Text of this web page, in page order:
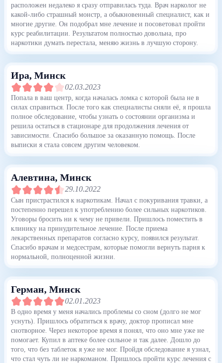
расположен недалеко я сразу отправилась туда. Врач нарколог не
какой-либо страшный монстр, а обыкновенный специалист, как и
многие другие. Он подобрал мне лечение и посоветовал пройти
курс реабилитации. Результатом полностью довольна, про
наркотики думать перестала, меняю жизнь в лучшую сторону.
Ира, Минск
02.03.2023
Попала в ваш центр, когда началась ломка с которой была не в
силах справиться. После того как специалисты сняли её, я прошла
полное обследование, чтобы узнать о состоянии организма и
решила остаться в стационаре для продолжения лечения от
зависимости. Спасибо большое за оказанную помощь. После
выписки я стала совсем другим человеком.
Алевтина, Минск
29.10.2022
Сын пристрастился к наркотикам. Начал с покуривания травки, а
постепенно перешел к употреблению более сильных наркотиков.
Уговоры бросить ни к чему не привели. Пришлось поместить в
клинику на принудительное лечение. После приема
лекарственных препаратов согласно курсу, появился результат.
Спасибо врачам и медсестрам, которые помогли вернуть парня к
нормальной, полноценной жизни.
Герман, Минск
02.01.2023
В одно время у меня начались проблемы со сном (долго не мог
уснуть). Пришлось обратиться к врачу, доктор прописал мне
снотворное. Через некоторое время я понял, что оно мне уже не
помогает. Купил в аптеке более сильное и так далее. Дошло до
того, что без таблеток я уже не мог. Пройдя обследование я узнал,
что стал чуть ли не наркоманом. Пришлось пройти курс лечения с